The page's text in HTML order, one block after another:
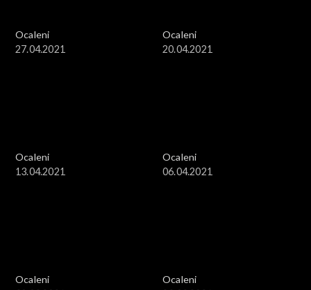
Ocaleni
27.04.2021
Ocaleni
20.04.2021
Ocaleni
13.04.2021
Ocaleni
06.04.2021
Ocaleni
Ocaleni